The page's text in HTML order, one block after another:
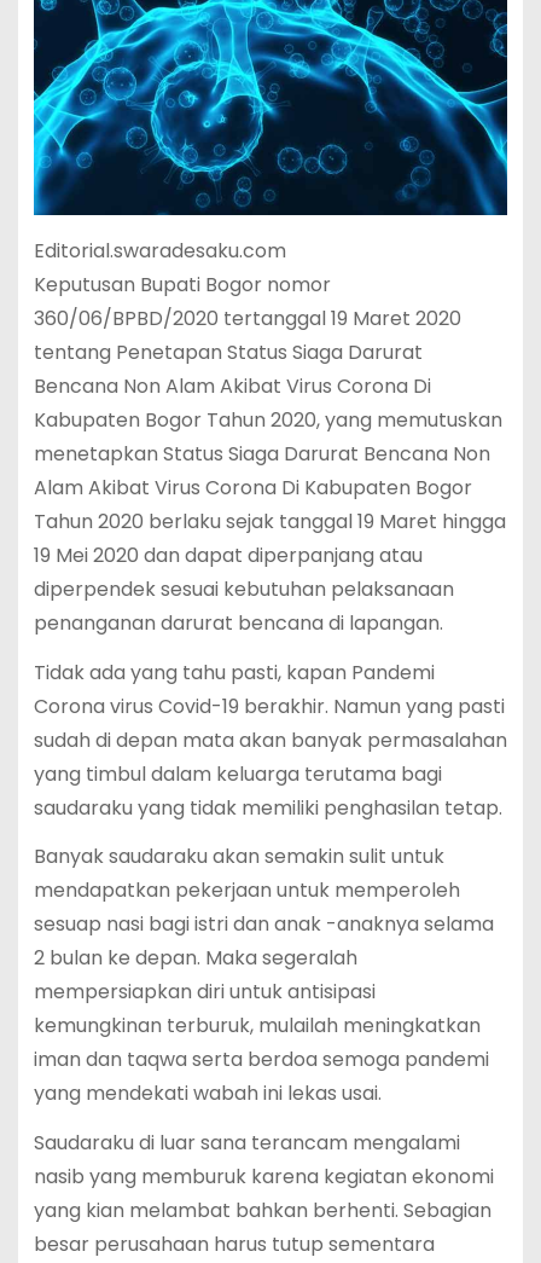
Editorial.swaradesaku.com
Keputusan Bupati Bogor nomor
360/06/BPBD/2020 tertanggal 19 Maret 2020
tentang Penetapan Status Siaga Darurat
Bencana Non Alam Akibat Virus Corona Di
Kabupaten Bogor Tahun 2020, yang memutuskan
menetapkan Status Siaga Darurat Bencana Non
Alam Akibat Virus Corona Di Kabupaten Bogor
Tahun 2020 berlaku sejak tanggal 19 Maret hingga
19 Mei 2020 dan dapat diperpanjang atau
diperpendek sesuai kebutuhan pelaksanaan
penanganan darurat bencana di lapangan.
Tidak ada yang tahu pasti, kapan Pandemi
Corona virus Covid-19 berakhir. Namun yang pasti
sudah di depan mata akan banyak permasalahan
yang timbul dalam keluarga terutama bagi
saudaraku yang tidak memiliki penghasilan tetap.
Banyak saudaraku akan semakin sulit untuk
mendapatkan pekerjaan untuk memperoleh
sesuap nasi bagi istri dan anak -anaknya selama
2 bulan ke depan. Maka segeralah
mempersiapkan diri untuk antisipasi
kemungkinan terburuk, mulailah meningkatkan
iman dan taqwa serta berdoa semoga pandemi
yang mendekati wabah ini lekas usai.
Saudaraku di luar sana terancam mengalami
nasib yang memburuk karena kegiatan ekonomi
yang kian melambat bahkan berhenti. Sebagian
besar perusahaan harus tutup sementara